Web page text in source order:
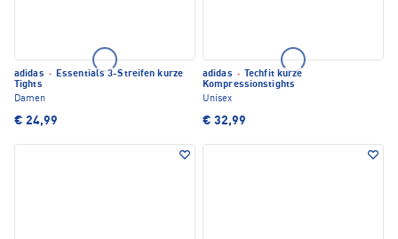
adidas · Essentials 3-Streifen kurze
Tights
Damen
€ 24,99
adidas ·
Techfit kurze
Kompressionstights
Unisex
€ 32,99